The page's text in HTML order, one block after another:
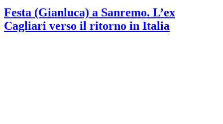
Festa (Gianluca) a Sanremo. L’ex
Cagliari verso il ritorno in Italia